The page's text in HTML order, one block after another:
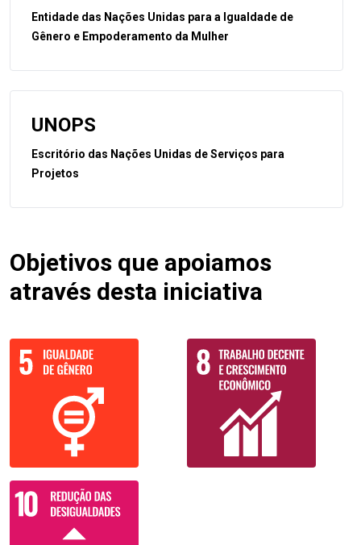
Entidade das Nações Unidas para a Igualdade de
Gênero e Empoderamento da Mulher
UNOPS
Escritório das Nações Unidas de Serviços para
Projetos
Objetivos que apoiamos
através desta iniciativa